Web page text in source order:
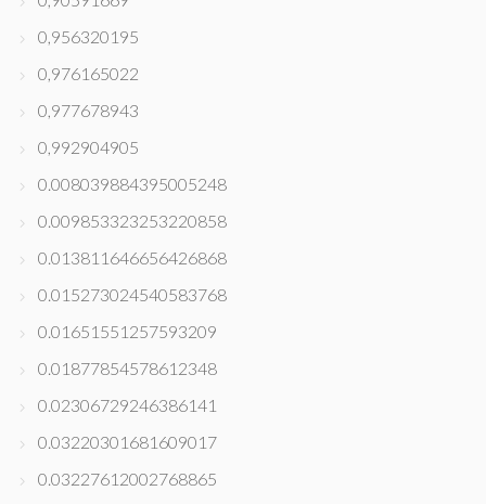
0,956320195
0,976165022
0,977678943
0,992904905
0.008039884395005248
0.009853323253220858
0.013811646656426868
0.015273024540583768
0.01651551257593209
0.01877854578612348
0.02306729246386141
0.03220301681609017
0.03227612002768865